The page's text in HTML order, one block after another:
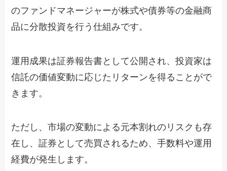
のファンドマネージャーが株式や債券等の金融商
品に分散投資を行う仕組みです。
運用成果は証券報告書として公開され、投資家は
信託の価値変動に応じたリターンを得ることがで
きます。
ただし、市場の変動による元本割れのリスクも存
在し、証券として売買されるため、手数料や運用
経費が発生します。